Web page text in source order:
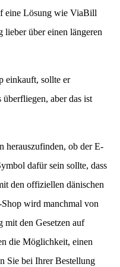
eine Lösung wie ViaBill
lieber über einen längeren
einkauft, sollte er
aber das ist
herauszufinden, ob der E-
dafür sein sollte, dass
den offiziellen dänischen
wird manchmal von
mit den Gesetzen auf
die Möglichkeit, einen
Sie bei Ihrer Bestellung